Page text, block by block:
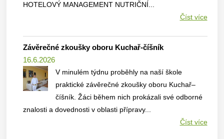
HOTELOVÝ MANAGEMENT NUTRIČNÍ...
Číst více
Závěrečné zkoušky oboru Kuchař-číšník
16.6.2026
V minulém týdnu proběhly na naší škole
praktické závěrečné zkoušky oboru Kuchař–
číšník. Žáci během nich prokázali své odborné
znalosti a dovednosti v oblasti přípravy...
Číst více